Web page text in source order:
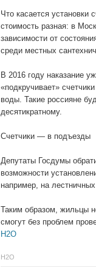
Что касается установки
стоимость разная: в
зависимости от
среди местных
В 2016 году наказание
«подкручивает»
воды. Такие россияне
десятикратному.
Счетчики — в подъезды
Депутаты Госдумы
возможности
например, на
Таким образом, жильцы
смогут без проблем
Н2O
Н2O